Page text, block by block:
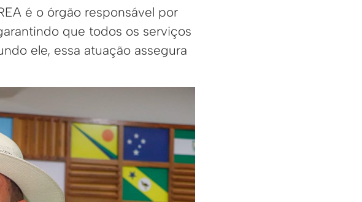
é o órgão responsável por
que todos os serviços
ele, essa atuação assegura